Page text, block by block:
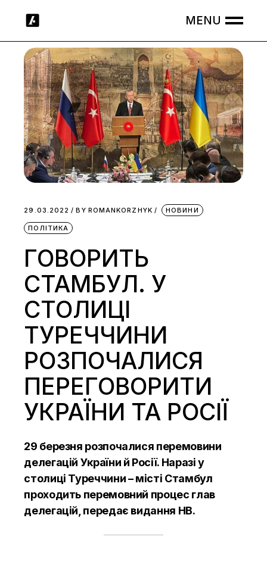
29.03.2022 BY ROMANKORZHYK НОВИНИ
ПОЛІТИКА
ГОВОРИТЬ
СТАМБУЛ. У
СТОЛИЦІ
ТУРЕЧЧИНИ
РОЗПОЧАЛИСЯ
ПЕРЕГОВОРИТИ
УКРАЇНИ ТА РОСІЇ
29 березня розпочалися перемовини
делегацій України й Росії. Наразі у
столиці Туреччини – місті Стамбул
проходить перемовний процес глав
делегацій, передає видання НВ.